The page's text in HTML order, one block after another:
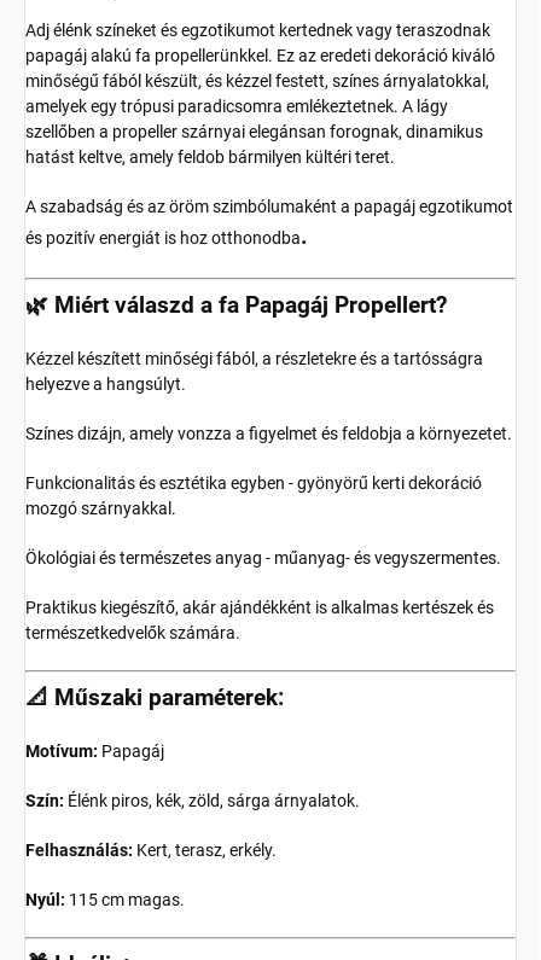
Adj élénk színeket és egzotikumot kertednek vagy teraszodnak
papagáj alakú fa propellerünkkel. Ez az eredeti dekoráció kiváló
minőségű fából készült, és kézzel festett, színes árnyalatokkal,
amelyek egy trópusi paradicsomra emlékeztetnek. A lágy
szellőben a propeller szárnyai elegánsan forognak, dinamikus
hatást keltve, amely feldob bármilyen kültéri teret.
A szabadság és az öröm szimbólumaként a papagáj egzotikumot
és pozitív energiát is hoz otthonodba.
🌿 Miért válaszd a fa Papagáj Propellert?
Kézzel készített minőségi fából, a részletekre és a tartósságra
helyezve a hangsúlyt.
Színes dizájn, amely vonzza a figyelmet és feldobja a környezetet.
Funkcionalitás és esztétika egyben - gyönyörű kerti dekoráció
mozgó szárnyakkal.
Ökológiai és természetes anyag - műanyag- és vegyszermentes.
Praktikus kiegészítő, akár ajándékként is alkalmas kertészek és
természetkedvelők számára.
📐 Műszaki paraméterek:
Motívum: Papagáj
Szín: Élénk piros, kék, zöld, sárga árnyalatok.
Felhasználás: Kert, terasz, erkély.
Nyúl: 115 cm magas.